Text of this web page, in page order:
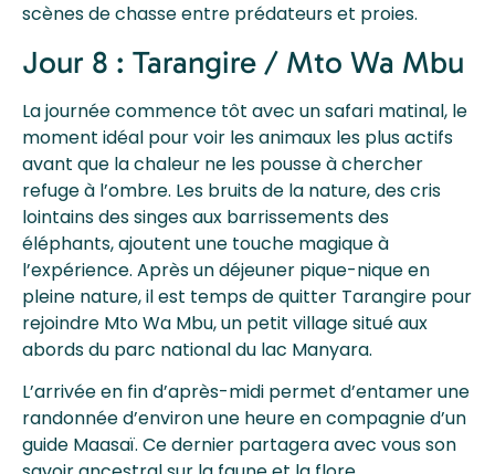
scènes de chasse entre prédateurs et proies.
Jour 8 : Tarangire / Mto Wa Mbu
La journée commence tôt avec un safari matinal, le
moment idéal pour voir les animaux les plus actifs
avant que la chaleur ne les pousse à chercher
refuge à l’ombre. Les bruits de la nature, des cris
lointains des singes aux barrissements des
éléphants, ajoutent une touche magique à
l’expérience. Après un déjeuner pique-nique en
pleine nature, il est temps de quitter Tarangire pour
rejoindre Mto Wa Mbu, un petit village situé aux
abords du parc national du lac Manyara.
L’arrivée en fin d’après-midi permet d’entamer une
randonnée d’environ une heure en compagnie d’un
guide Maasaï. Ce dernier partagera avec vous son